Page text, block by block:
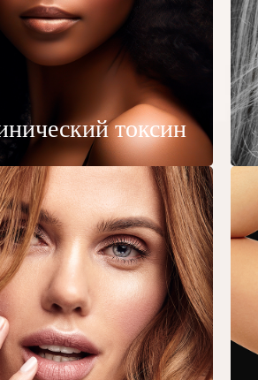
токсин
По большей части
губ
По большей части